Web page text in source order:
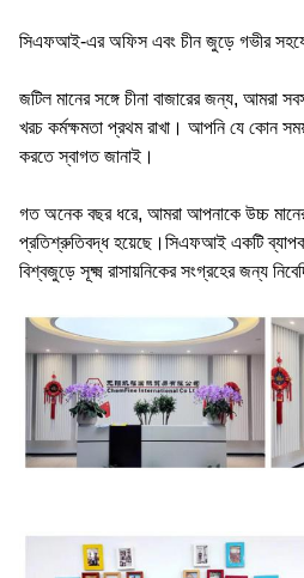
সিএফআই-এর অফিস এবং চীন জুড়ে গভীর
জটিল মানের সঙ্গে চীনা বাজারের জন্য, আমরা
খরচ কর্মক্ষমতা প্রথম রাখা। আপনি যে কোন সময়
করতে স্বাগত জানাই।
গত অনেক বছর ধরে, আমরা আপনাকে উচ্চ
প্রতিশ্রুতিবদ্ধ হয়েছে।সিএফআই একটি ব্যাপক
বিশ্বজুড়ে সূক্ষ্ম রাসায়নিকের সংগ্রহের জন্য